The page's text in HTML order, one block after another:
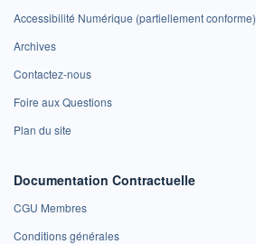
Accessibilité Numérique (partiellement conforme)
Archives
Contactez-nous
Foire aux Questions
Plan du site
Documentation Contractuelle
CGU Membres
Conditions générales